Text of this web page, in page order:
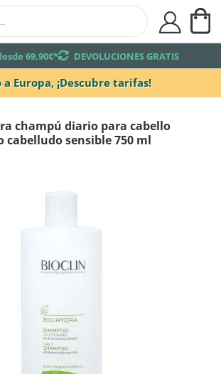
a Europa, ¡Descubre tarifas!
69,90€*returns DEVOLUCIONES GRATIS
user
champú diario para cabello
cabelludo sensible 750 ml